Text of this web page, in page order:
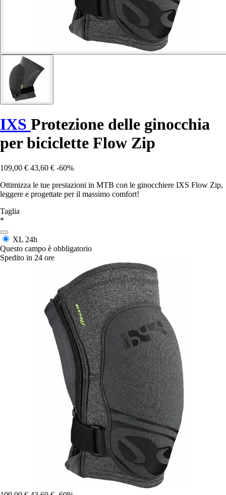
IXS Protezione delle ginocchia
per biciclette Flow Zip
109,00 € 43,60 € -60%
Ottimizza le tue prestazioni in MTB con le ginocchiere IXS Flow Zip,
leggere e progettate per il massimo comfort!
Taglia
*
XL 24h
Questo campo è obbligatorio
Spedito in 24 ore